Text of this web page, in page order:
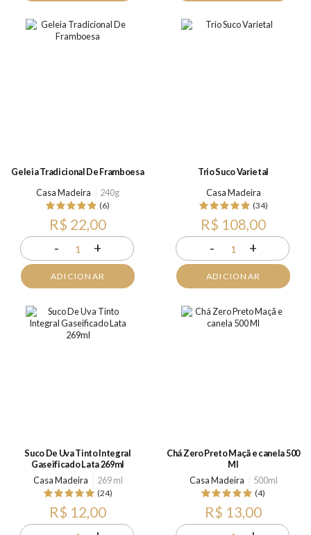
Geleia Tradicional De Framboesa
Casa Madeira
240g
(6)
R$ 22,00
- 1 +
ADICIONAR
Trio Suco Varietal
Casa Madeira
(34)
R$ 108,00
- 1 +
ADICIONAR
Suco De Uva Tinto Integral
Gaseificado Lata 269ml
Casa Madeira
269 ml
(24)
R$ 12,00
Chá Zero Preto Maçã e canela 500
Ml
Casa Madeira
500ml
(4)
R$ 13,00